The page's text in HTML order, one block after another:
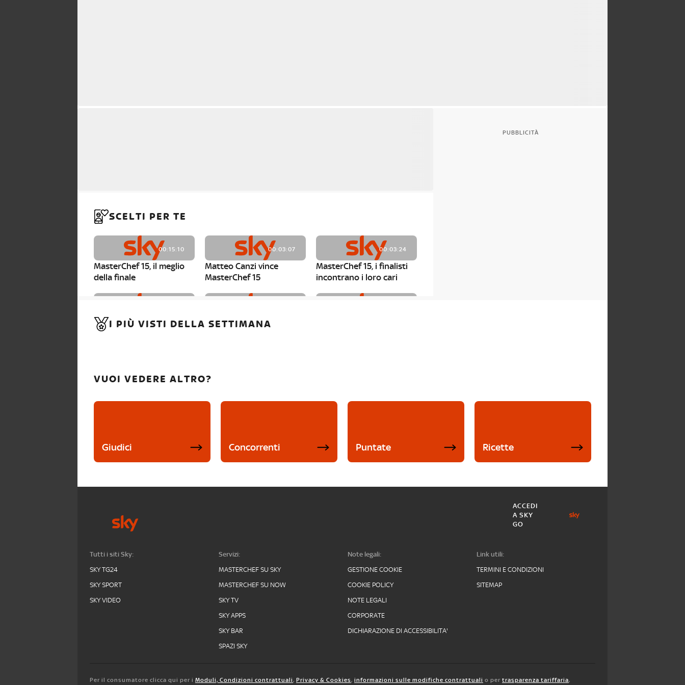
SCELTI PER TE
00:15:10
MasterChef 15, il meglio
della finale
00:03:07
Matteo Canzi vince
MasterChef 15
00:03:24
MasterChef 15, i finalisti
incontrano i loro cari
MasterChef 15, Carlotta è
MasterChef 15, Matteo
PUBBLICITÀ
I PIÙ VISTI DELLA SETTIMANA
VUOI VEDERE ALTRO?
Giudici Concorrenti Puntate Ricette
ACCEDI
A SKY
GO
Tutti i siti Sky:
SKY TG24
SKY SPORT
SKY VIDEO
Servizi:
MASTERCHEF SU SKY
MASTERCHEF SU NOW
SKY TV
SKY APPS
SKY BAR
SPAZI SKY
Note legali:
GESTIONE COOKIE
COOKIE POLICY
NOTE LEGALI
CORPORATE
DICHIARAZIONE DI ACCESSIBILITA'
Link utili:
TERMINI E CONDIZIONI
SITEMAP
Per il consumatore clicca qui per i Moduli, Condizioni contrattuali, Privacy & Cookies, informazioni sulle modifiche contrattuali o per trasparenza tariffaria,